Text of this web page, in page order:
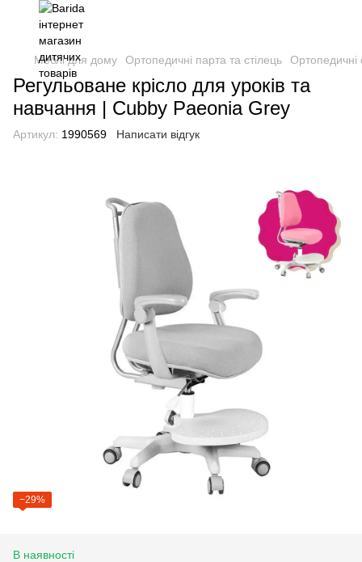
Меблі для дому Ортопедичні парта та стілець Ортопедичні
Регульоване крісло для уроків та
навчання | Cubby Paeonia Grey
Артикул: 1990569 Написати відгук
−29%
В наявності